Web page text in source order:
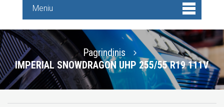
Meniu
Pagrindinis
IMPERIAL SNOWDRAGON UHP 255/55 R19 111V